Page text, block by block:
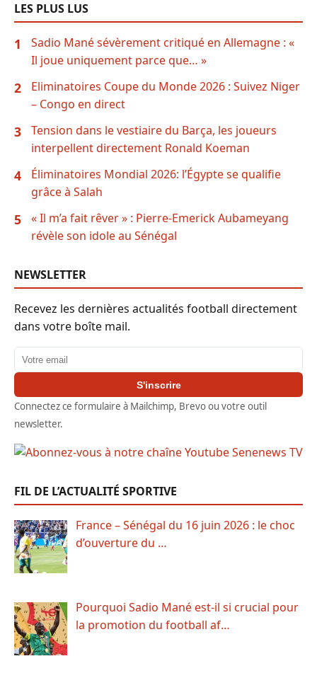
LES PLUS LUS
1
Sadio Mané sévèrement critiqué en Allemagne : «
Il joue uniquement parce que… »
2
Eliminatoires Coupe du Monde 2026 : Suivez Niger
– Congo en direct
3
Tension dans le vestiaire du Barça, les joueurs
interpellent directement Ronald Koeman
4
Éliminatoires Mondial 2026: l’Égypte se qualifie
grâce à Salah
5
« Il m’a fait rêver » : Pierre-Emerick Aubameyang
révèle son idole au Sénégal
NEWSLETTER
Recevez les dernières actualités football directement
dans votre boîte mail.
Adresse email
S'inscrire
Connectez ce formulaire à Mailchimp, Brevo ou votre outil
newsletter.
FIL DE L’ACTUALITÉ SPORTIVE
France – Sénégal du 16 juin 2026 : le choc
d’ouverture du …
Pourquoi Sadio Mané est-il si crucial pour
la promotion du football af…